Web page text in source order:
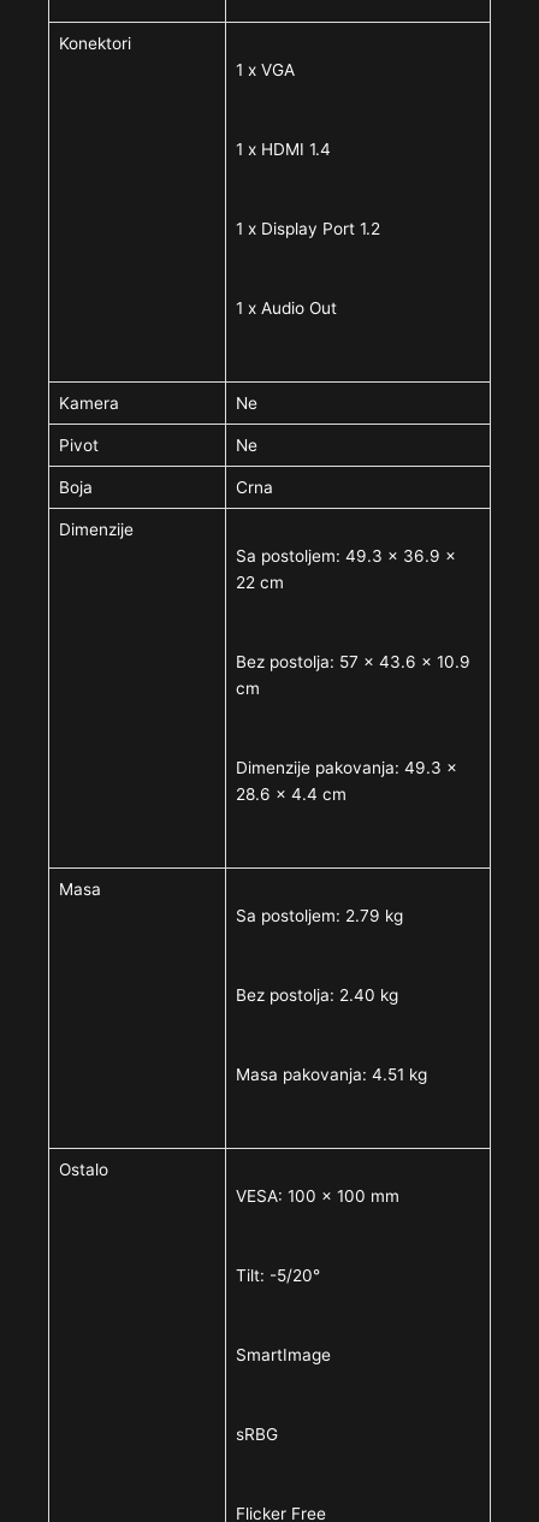
Konektori
1 x VGA
1 x HDMI 1.4
1 x Display Port 1.2
1 x Audio Out
Kamera Ne
Pivot Ne
Boja Crna
Dimenzije
Sa postoljem: 49.3 x 36.9 x
22 cm
Bez postolja: 57 x 43.6 x 10.9
cm
Dimenzije pakovanja: 49.3 x
28.6 x 4.4 cm
Masa
Sa postoljem: 2.79 kg
Bez postolja: 2.40 kg
Masa pakovanja: 4.51 kg
Ostalo
VESA: 100 x 100 mm
Tilt: -5/20°
SmartImage
sRBG
Flicker Free